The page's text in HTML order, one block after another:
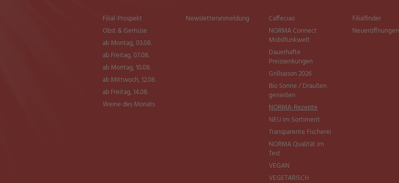
Filial-Prospekt
Obst & Gemüse
ab Montag, 03.08.
ab Freitag, 07.08.
ab Montag, 10.08.
ab Mittwoch, 12.08.
ab Freitag, 14.08.
Weine des Monats
Newsletter­anmeldung
Caffeciao
NORMA Connect
Mobilfunkwelt
Dauerhafte
Preissenkungen
Grillsaison 2026
Bio Sonne / Draußen
genießen
NORMA-Rezepte
NEU im Sortiment
Transparente Fischerei
NORMA Qualität im
Test
VEGAN
VEGETARISCH
Filialfinder
Neueröffnungen